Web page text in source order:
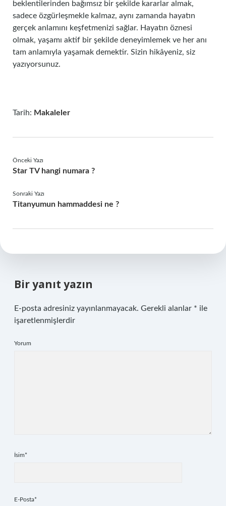
beklentilerinden bağımsız bir şekilde kararlar almak,
sadece özgürleşmekle kalmaz, aynı zamanda hayatın
gerçek anlamını keşfetmenizi sağlar. Hayatın öznesi
olmak, yaşamı aktif bir şekilde deneyimlemek ve her anı
tam anlamıyla yaşamak demektir. Sizin hikâyeniz, siz
yazıyorsunuz.
Tarih: Makaleler
Önceki Yazı
Star TV hangi numara ?
Sonraki Yazı
Titanyumun hammaddesi ne ?
Bir yanıt yazın
E-posta adresiniz yayınlanmayacak. Gerekli alanlar * ile
işaretlenmişlerdir
Yorum
İsim*
E-Posta*